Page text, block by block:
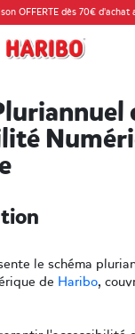
OFFERTE dès 70€ d'achat
le schéma
de Haribo,